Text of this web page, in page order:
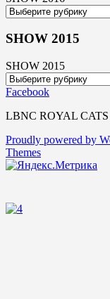
SHOW 2015
SHOW 2015
Facebook
LBNC ROYAL CATS
Proudly powered by
Themes